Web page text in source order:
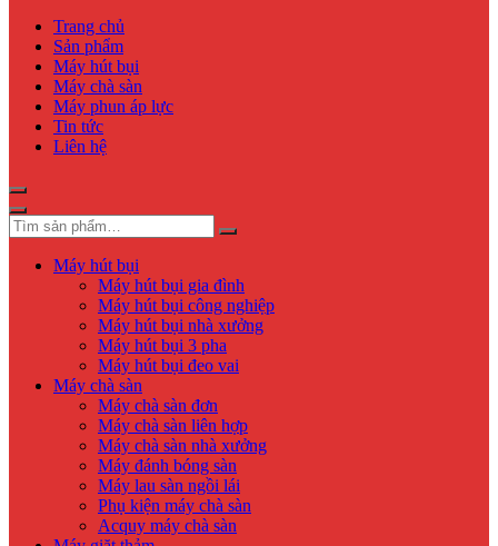
Trang chủ
Sản phẩm
Máy hút bụi
Máy chà sàn
Máy phun áp lực
Tin tức
Liên hệ
Máy hút bụi
Máy hút bụi gia đình
Máy hút bụi công nghiệp
Máy hút bụi nhà xưởng
Máy hút bụi 3 pha
Máy hút bụi đeo vai
Máy chà sàn
Máy chà sàn đơn
Máy chà sàn liên hợp
Máy chà sàn nhà xưởng
Máy đánh bóng sàn
Máy lau sàn ngồi lái
Phụ kiện máy chà sàn
Acquy máy chà sàn